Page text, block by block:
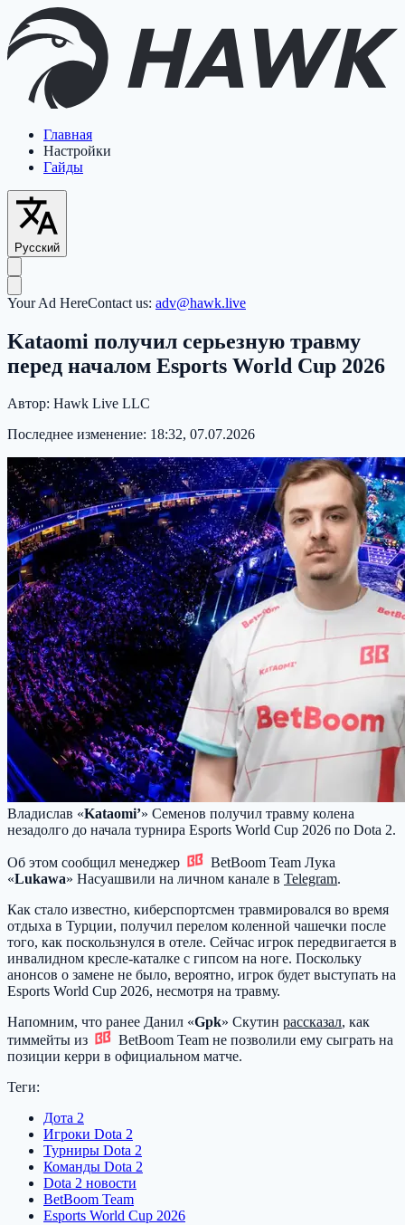
Главная
Настройки
Гайды
Русский
Your Ad HereContact us: adv@hawk.live
Kataomi получил серьезную травму
перед началом Esports World Cup 2026
Автор: Hawk Live LLC
Последнее изменение: 18:32, 07.07.2026
Владислав «Kataomi’» Семенов получил травму колена
незадолго до начала турнира Esports World Cup 2026 по Dota 2.
Об этом сообщил менеджер BetBoom Team Лука
«Lukawa» Насуашвили на личном канале в Telegram.
Как стало известно, киберспортсмен травмировался во время
отдыха в Турции, получил перелом коленной чашечки после
того, как поскользнулся в отеле. Сейчас игрок передвигается в
инвалидном кресле-каталке с гипсом на ноге. Поскольку
анонсов о замене не было, вероятно, игрок будет выступать на
Esports World Cup 2026, несмотря на травму.
Напомним, что ранее Данил «Gpk» Скутин рассказал, как
тиммейты из
BetBoom Team не позволили ему сыграть на
позиции керри в официальном матче.
Теги:
Дота 2
Игроки Dota 2
Турниры Dota 2
Команды Dota 2
Dota 2 новости
BetBoom Team
Esports World Cup 2026